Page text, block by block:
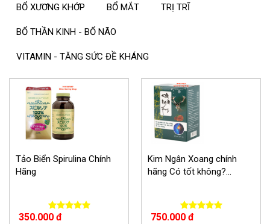
BỔ XƯƠNG KHỚP BỔ MẮT TRỊ TRĨ
BỔ THẦN KINH - BỔ NÃO
VITAMIN - TĂNG SỨC ĐỀ KHÁNG
Tảo Biển Spirulina Chính
Hãng
350.000 đ
Kim Ngân Xoang chính
hãng Có tốt không?...
750.000 đ